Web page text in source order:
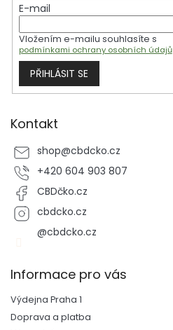
E-mail
Vložením e-mailu souhlasíte s
podmínkami ochrany osobních údajů
PŘIHLÁSIT SE
Kontakt
shop@cbdcko.cz
+420 604 903 807
CBDčko.cz
cbdcko.cz
@cbdcko.cz
Informace pro vás
Výdejna Praha 1
Doprava a platba